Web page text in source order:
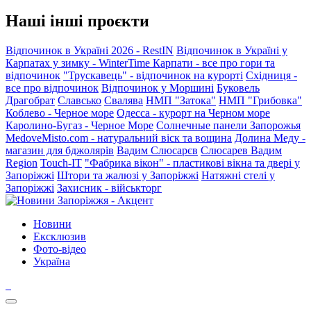
Наші інші проєкти
Відпочинок в Україні 2026 - RestIN Відпочинок в Україні у
Карпатах у зимку - WinterTime Карпати - все про гори та
відпочинок "Трускавець" - відпочинок на курорті Східниця -
все про відпочинок Відпочинок у Моршині Буковель
Драгобрат Славсько Свалява НМП "Затока" НМП "Грибовка"
Коблево - Черное море Одесса - курорт на Черном море
Каролино-Бугаз - Черное Море Солнечные панели Запорожья
MedoveMisto.com - натуральний віск та вощина Долина Меду -
магазин для бджолярів Вадим Слюсарєв Слюсарев Вадим
Region Touch-IT "Фабрика вікон" - пластикові вікна та двері у
Запоріжжі Штори та жалюзі у Запоріжжі Натяжні стелі у
Запоріжжі Захисник - військторг
Новини
Ексклюзив
Фото-відео
Україна